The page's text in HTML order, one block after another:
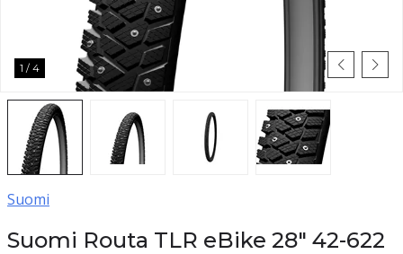
1 / 4
Suomi
Suomi Routa TLR eBike 28" 42-622